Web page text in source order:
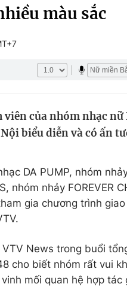
cuộc sống
màu sắc
viên của nhóm nhạc
biểu diễn và có ấn
DA PUMP, nhóm
nhóm nhảy FOREVER
gia chương trình
News trong buổi
cho biết nhóm rất vui
mối quan hệ hợp